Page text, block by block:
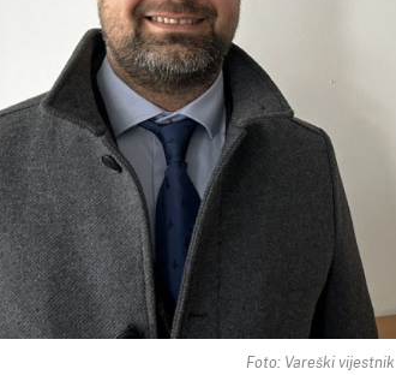
Foto: Vareški vijestnik